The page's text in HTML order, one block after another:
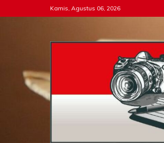
to
Kamis, Agustus 06, 2026